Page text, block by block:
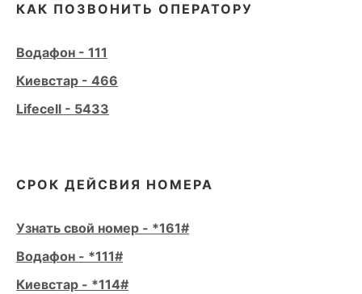
КАК ПОЗВОНИТЬ ОПЕРАТОРУ
Водафон - 111
Киевстар - 466
Lifecell - 5433
СРОК ДЕЙСВИЯ НОМЕРА
Узнать свой номер - *161#
Водафон - *111#
Киевстар - *114#